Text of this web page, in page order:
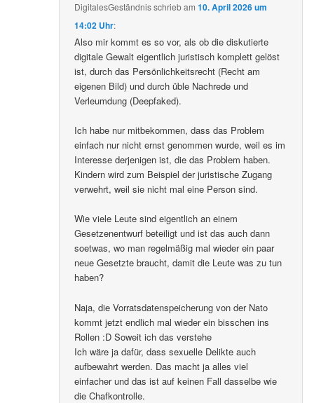
DigitalesGeständnisschriebam10. April 2026 um
14:02 Uhr:
Also mir kommt es so vor, als ob die diskutierte
digitale Gewalt eigentlich juristisch komplett gelöst
ist, durch das Persönlichkeitsrecht (Recht am
eigenen Bild) und durch üble Nachrede und
Verleumdung (Deepfaked).
Ich habe nur mitbekommen, dass das Problem
einfach nur nicht ernst genommen wurde, weil es im
Interesse derjenigen ist, die das Problem haben.
Kindern wird zum Beispiel der juristische Zugang
verwehrt, weil sie nicht mal eine Person sind.
Wie viele Leute sind eigentlich an einem
Gesetzenentwurf beteiligt und ist das auch dann
soetwas, wo man regelmäßig mal wieder ein paar
neue Gesetzte braucht, damit die Leute was zu tun
haben?
Naja, die Vorratsdatenspeicherung von der Nato
kommt jetzt endlich mal wieder ein bisschen ins
Rollen :D Soweit ich das verstehe
Ich wäre ja dafür, dass sexuelle Delikte auch
aufbewahrt werden. Das macht ja alles viel
einfacher und das ist auf keinen Fall dasselbe wie
die Chafkontrolle.